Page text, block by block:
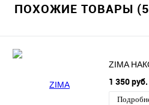
ПОХОЖИЕ ТОВАРЫ
ZIMA
1 350 руб.